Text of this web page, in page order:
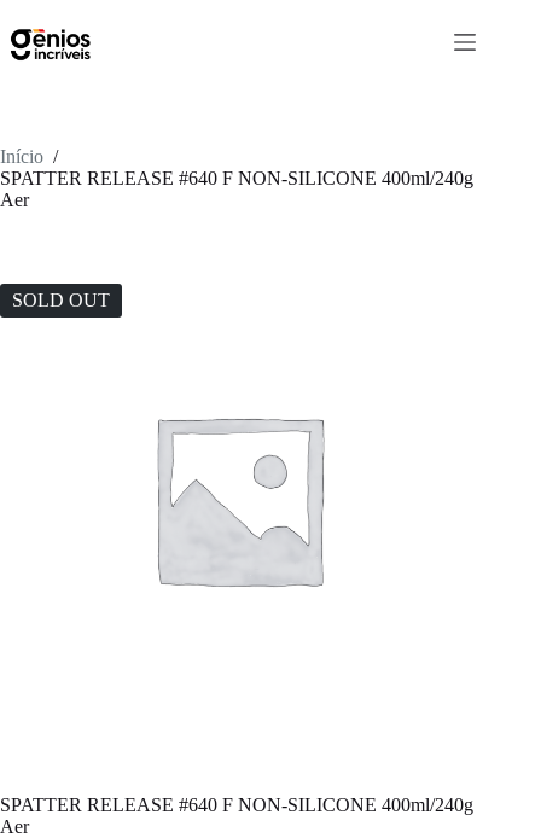
Início /
SPATTER RELEASE #640 F NON-SILICONE 400ml/240g
Aer
SOLD OUT
SPATTER RELEASE #640 F NON-SILICONE 400ml/240g
Aer